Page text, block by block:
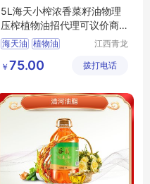
5L海天小榨浓香菜籽油物理
压榨植物油招代理可议价商
标授权
海天油 植物油
江西青龙
有限公司
￥ 75.00 拨打电话